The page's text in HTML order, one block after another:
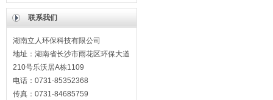
联系我们
湖南立人环保科技有限公司
地址：湖南省长沙市雨花区环保大道
210号乐沃居A栋1109
电话：0731-85352368
传真：0731-84685759